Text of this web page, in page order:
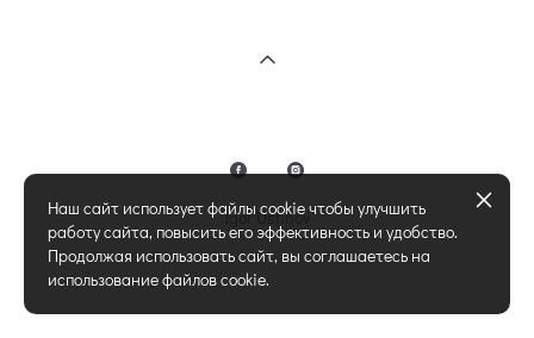
Igor Ustinov
сайт от vigbo
Наш сайт использует файлы cookie чтобы улучшить
работу сайта, повысить его эффективность и удобство.
Продолжая использовать сайт, вы соглашаетесь на
использование файлов cookie.